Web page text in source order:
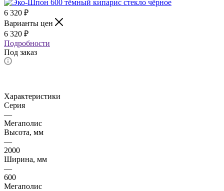
6 320 ₽
Варианты цен
6 320 ₽
Подробности
Под заказ
Характеристики
Серия
—
Мегаполис
Высота, мм
—
2000
Ширина, мм
—
600
Мегаполис